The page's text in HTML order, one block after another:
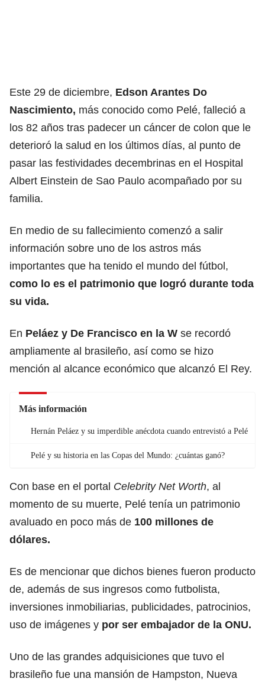
Este 29 de diciembre, Edson Arantes Do
Nascimiento, más conocido como Pelé, falleció a
los 82 años tras padecer un cáncer de colon que le
deterioró la salud en los últimos días, al punto de
pasar las festividades decembrinas en el Hospital
Albert Einstein de Sao Paulo acompañado por su
familia.
En medio de su fallecimiento comenzó a salir
información sobre uno de los astros más
importantes que ha tenido el mundo del fútbol,
como lo es el patrimonio que logró durante toda
su vida.
En Peláez y De Francisco en la W se recordó
ampliamente al brasileño, así como se hizo
mención al alcance económico que alcanzó El Rey.
Más información
Hernán Peláez y su imperdible anécdota cuando entrevistó a Pelé
Pelé y su historia en las Copas del Mundo: ¿cuántas ganó?
Con base en el portal Celebrity Net Worth, al
momento de su muerte, Pelé tenía un patrimonio
avaluado en poco más de 100 millones de
dólares.
Es de mencionar que dichos bienes fueron producto
de, además de sus ingresos como futbolista,
inversiones inmobiliarias, publicidades, patrocinios,
uso de imágenes y por ser embajador de la ONU.
Uno de las grandes adquisiciones que tuvo el
brasileño fue una mansión de Hampston, Nueva